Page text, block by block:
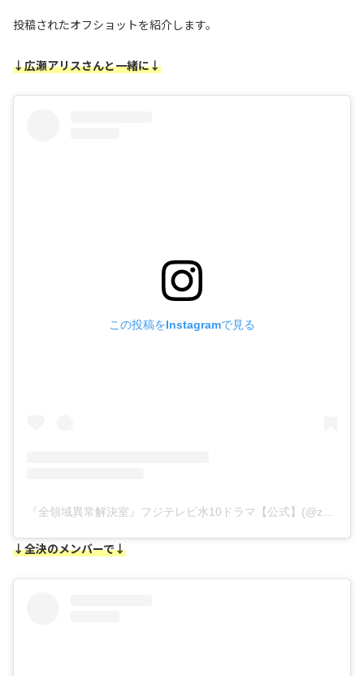
投稿されたオフショットを紹介します。
↓広瀬アリスさんと一緒に↓
この投稿をInstagramで見る
↓全決のメンバーで↓